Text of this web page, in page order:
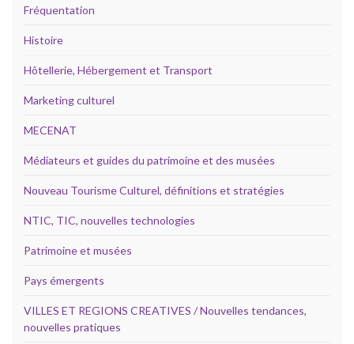
Fréquentation
Histoire
Hôtellerie, Hébergement et Transport
Marketing culturel
MECENAT
Médiateurs et guides du patrimoine et des musées
Nouveau Tourisme Culturel, définitions et stratégies
NTIC, TIC, nouvelles technologies
Patrimoine et musées
Pays émergents
VILLES ET REGIONS CREATIVES / Nouvelles tendances,
nouvelles pratiques